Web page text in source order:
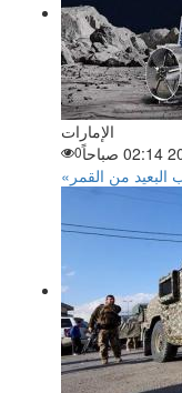
الإمارات
0